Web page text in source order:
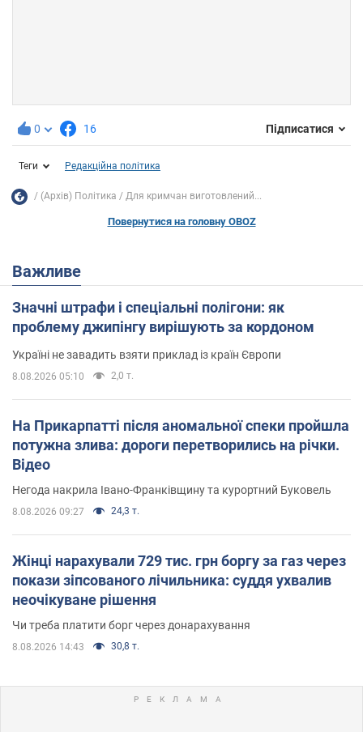
0 16 Підписатися
Теги Редакційна політика
(Архів) Політика Для кримчан виготовлений...
Повернутися на головну OBOZ
Важливе
Значні штрафи і спеціальні полігони: як
проблему джипінгу вирішують за кордоном
Україні не завадить взяти приклад із країн Європи
8.08.2026 05:10 2,0 т.
На Прикарпатті після аномальної спеки пройшла
потужна злива: дороги перетворились на річки.
Відео
Негода накрила Івано-Франківщину та курортний Буковель
8.08.2026 09:27 24,3 т.
Жінці нарахували 729 тис. грн боргу за газ через
покази зіпсованого лічильника: суддя ухвалив
неочікуване рішення
Чи треба платити борг через донарахування
8.08.2026 14:43 30,8 т.